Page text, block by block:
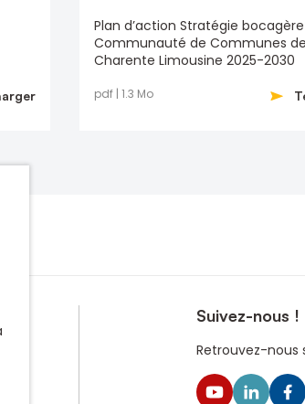
Plan d’action Stratégie
Communauté de Communes de
Charente Limousine 2025-2030
pdf | 1.3 Mo
Suivez-nous !
Retrouvez-nous